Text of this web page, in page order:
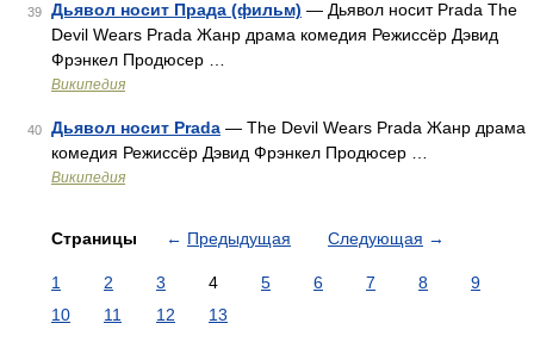
39 Дьявол носит Прада (фильм) — Дьявол носит Prada The
Devil Wears Prada Жанр драма комедия Режиссёр Дэвид
Фрэнкел Продюсер …
Википедия
40 Дьявол носит Prada — The Devil Wears Prada Жанр драма
комедия Режиссёр Дэвид Фрэнкел Продюсер …
Википедия
Страницы ← Предыдущая Следующая →
1 2 3 4 5 6 7 8
9
10
11 12 13